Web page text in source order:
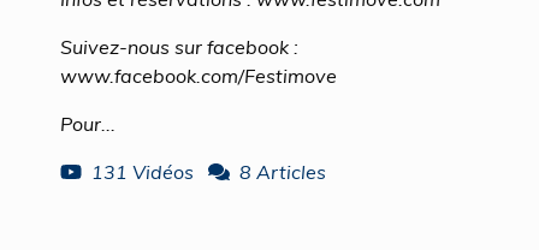
Suivez-nous sur facebook :
www.facebook.com/Festimove
Pour...
131 Vidéos
8 Articles